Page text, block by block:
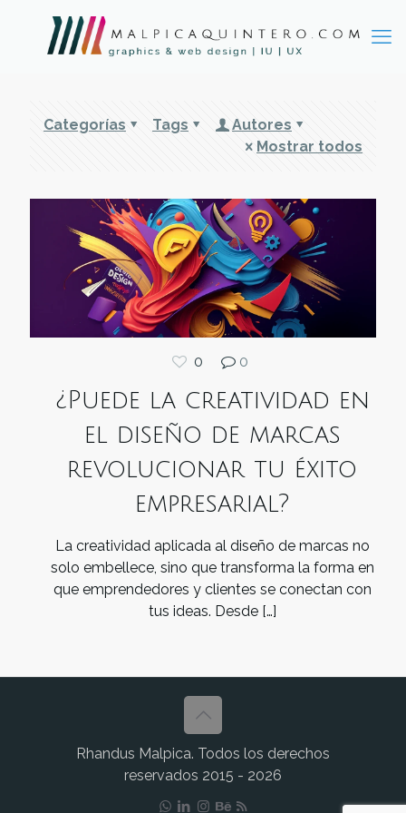
Categorías Tags
Autores
Mostrar todos
0 0
¿Puede la creatividad en
el diseño de marcas
revolucionar tu éxito
empresarial?
La creatividad aplicada al diseño de marcas no
solo embellece, sino que transforma la forma en
que emprendedores y clientes se conectan con
tus ideas. Desde[…]
Rhandus Malpica. Todos los derechos
reservados 2015 - 2026